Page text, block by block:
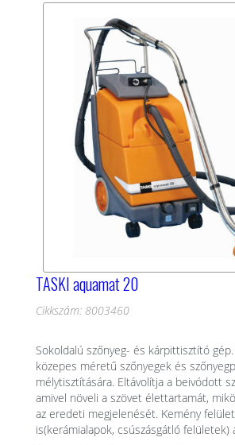
TASKI aquamat 20
Cikkszám: 8003460
Sokoldalú szőnyeg- és kárpittisztító
közepes méretű szőnyegek és
mélytisztítására. Eltávolítja a beivódott
amivel növeli a szövet élettartamát,
az eredeti megjelenését. Kemény
is(kerámialapok, csúszásgátló felületek)